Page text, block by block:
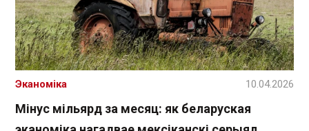
Мінус мільярд за месяц: як беларуская
Эканоміка 10.04.2026